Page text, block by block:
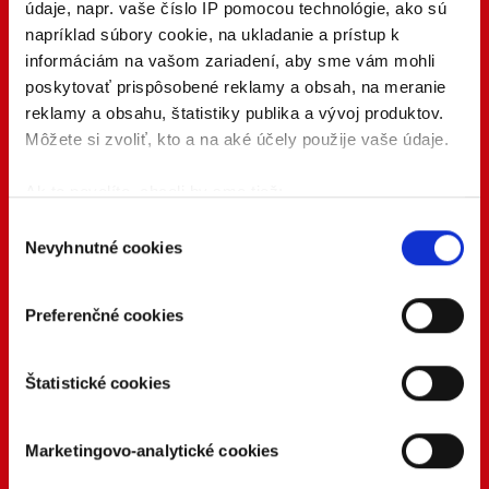
údaje, napr. vaše číslo IP pomocou technológie, ako sú
napríklad súbory cookie, na ukladanie a prístup k
informáciám na vašom zariadení, aby sme vám mohli
poskytovať prispôsobené reklamy a obsah, na meranie
reklamy a obsahu, štatistiky publika a vývoj produktov.
Môžete si zvoliť, kto a na aké účely použije vaše údaje.
polohe s presnosťou na niekoľko metrov
skenovaním konkrétnych charakteristík (odtlačky
prstov).
údaje, nájdete v časti s
. Súhlas
súhlasu
Nevyhnutné cookies
Preferenčné cookies
Štatistické cookies
Marketingovo-analytické cookies